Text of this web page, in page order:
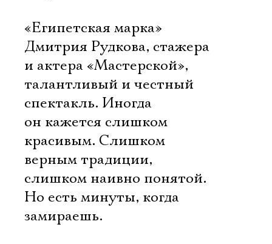
«Египетская марка»
Дмитрия Рудкова, стажера
и актера «Мастерской», 
талантливый и честный
спектакль. Иногда
он кажется слишком
красивым. Слишком
верным традиции,
слишком наивно понятой.
Но есть минуты, когда
замираешь.